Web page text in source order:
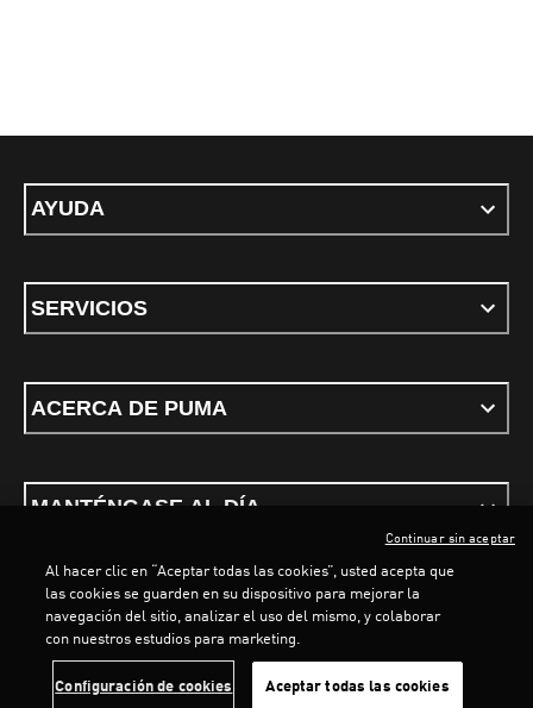
LOADING...
AYUDA
SERVICIOS
ACERCA DE PUMA
MANTÉNGASE AL DÍA
Términos y condicionesPolítica de Privacidad
PUMA, 2026. Todos los derechos reservados
Al hacer clic en “Aceptar todas las cookies”, usted acepta que
las cookies se guarden en su dispositivo para mejorar la
navegación del sitio, analizar el uso del mismo, y colaborar
con nuestros estudios para marketing.
Configuración de cookies Aceptar todas las cookies
Continuar sin aceptar